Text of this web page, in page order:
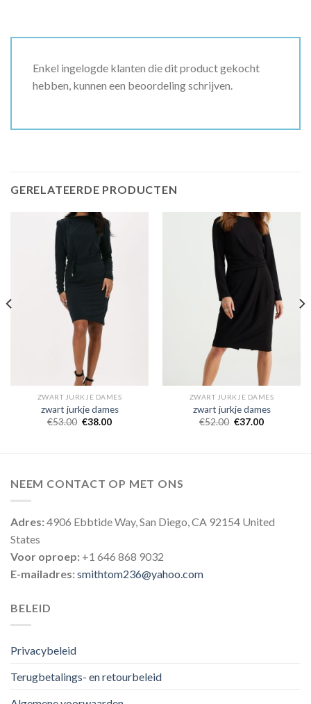
Enkel ingelogde klanten die dit product gekocht
hebben, kunnen een beoordeling schrijven.
GERELATEERDE PRODUCTEN
ZWART JURKJE DAMES
zwart jurkje dames
€53.00 €38.00
ZWART JURKJE DAMES
zwart jurkje dames
€52.00 €37.00
NEEM CONTACT OP MET ONS
Adres:4906 Ebbtide Way, San Diego, CA 92154 United
States
Voor oproep: +1 646 868 9032
E-mailadres:smithtom236@yahoo.com
BELEID
Privacybeleid
Terugbetalings- en retourbeleid